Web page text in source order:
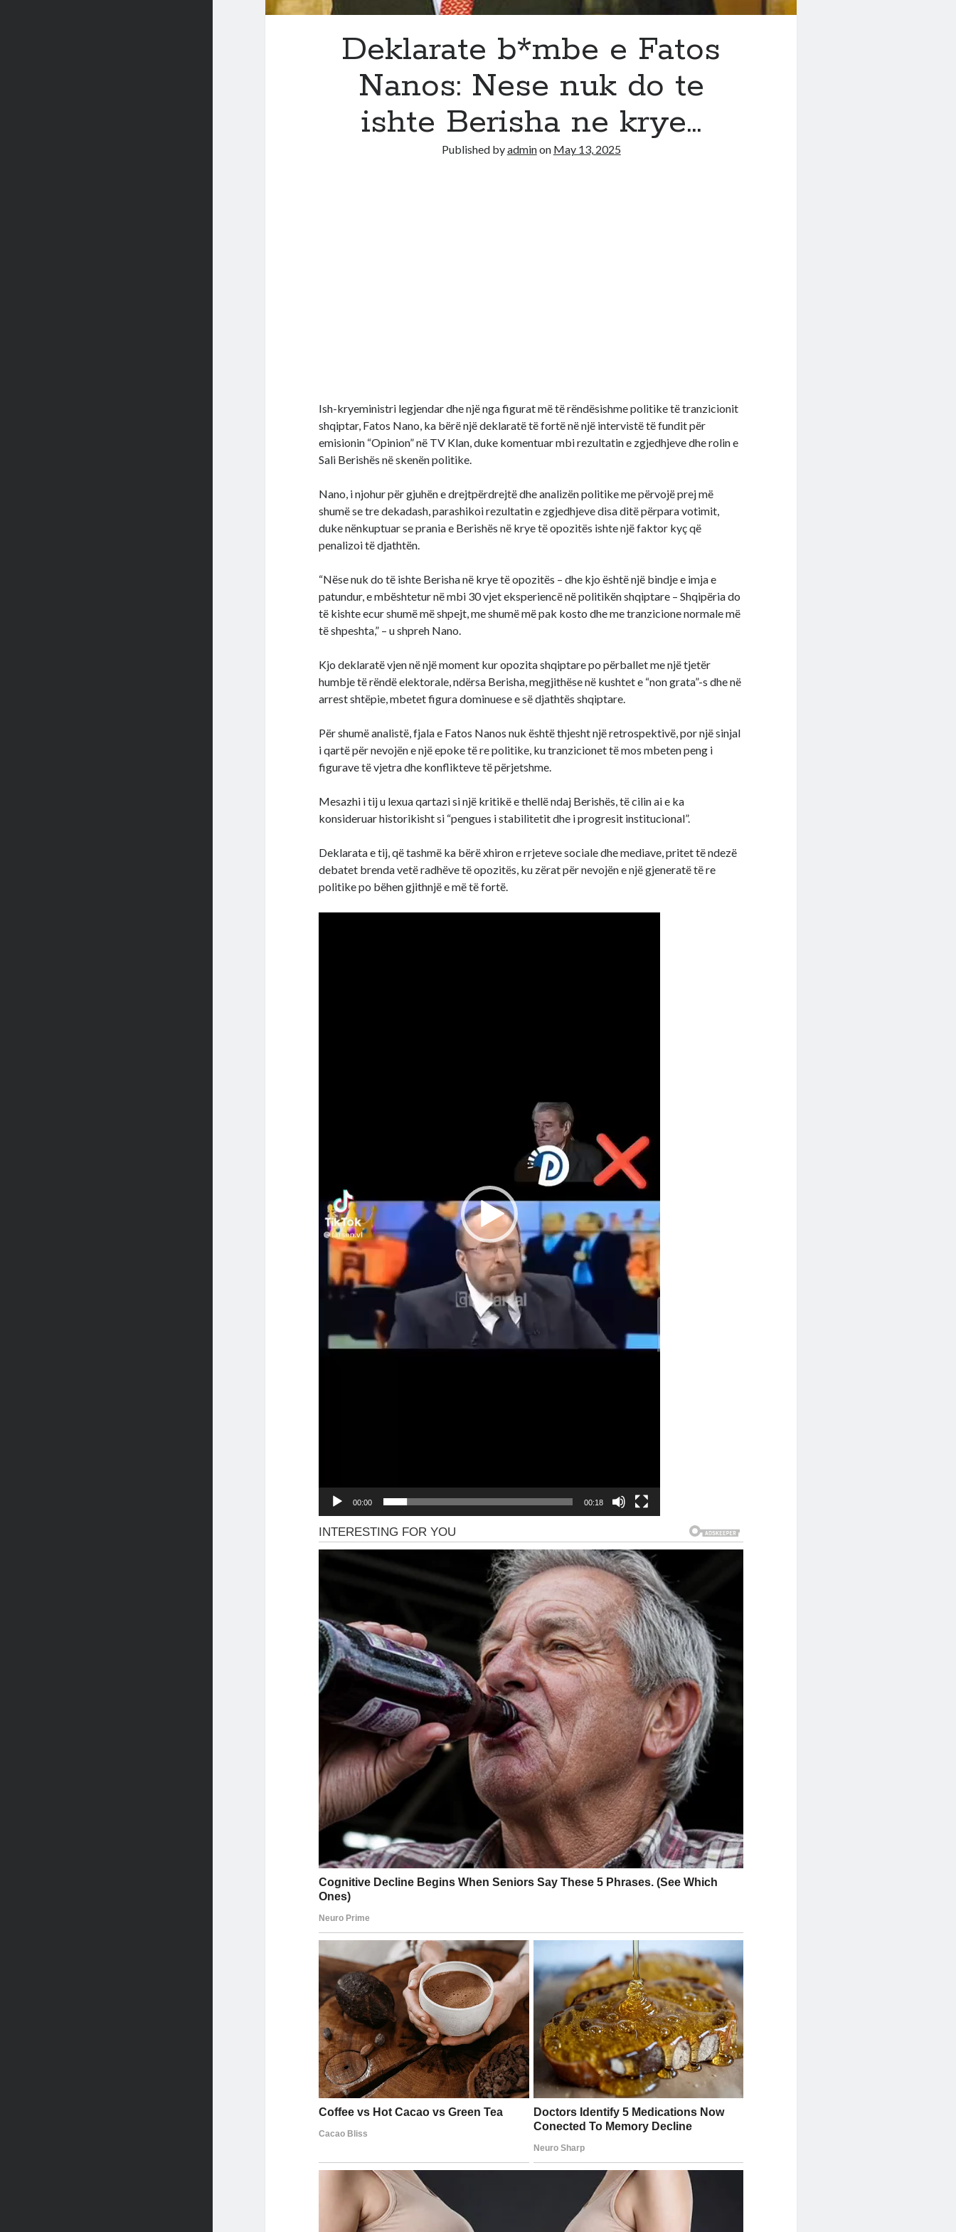
Deklarate b*mbe e Fatos
Nanos: Nese nuk do te
ishte Berisha ne krye…
Published byadminon May 13, 2025
Ish-kryeministri legjendar dhe një nga figurat më të rëndësishme politike të tranzicionit
shqiptar, Fatos Nano, ka bërë një deklaratë të fortë në një intervistë të fundit për
emisionin “Opinion” në TV Klan, duke komentuar mbi rezultatin e zgjedhjeve dhe rolin e
Sali Berishës në skenën politike.
Nano, i njohur për gjuhën e drejtpërdrejtë dhe analizën politike me përvojë prej më
shumë se tre dekadash, parashikoi rezultatin e zgjedhjeve disa ditë përpara votimit,
duke nënkuptuar se prania e Berishës në krye të opozitës ishte një faktor kyç që
penalizoi të djathtën.
“Nëse nuk do të ishte Berisha në krye të opozitës – dhe kjo është një bindje e imja e
patundur, e mbështetur në mbi 30 vjet eksperiencë në politikën shqiptare – Shqipëria do
të kishte ecur shumë më shpejt, me shumë më pak kosto dhe me tranzicione normale më
të shpeshta,” – u shpreh Nano.
Kjo deklaratë vjen në një moment kur opozita shqiptare po përballet me një tjetër
humbje të rëndë elektorale, ndërsa Berisha, megjithëse në kushtet e “non grata”-s dhe në
arrest shtëpie, mbetet figura dominuese e së djathtës shqiptare.
Për shumë analistë, fjala e Fatos Nanos nuk është thjesht një retrospektivë, por një sinjal
i qartë për nevojën e një epoke të re politike, ku tranzicionet të mos mbeten peng i
figurave të vjetra dhe konflikteve të përjetshme.
Mesazhi i tij u lexua qartazi si një kritikë e thellë ndaj Berishës, të cilin ai e ka
konsideruar historikisht si “pengues i stabilitetit dhe i progresit institucional”.
Deklarata e tij, që tashmë ka bërë xhiron e rrjeteve sociale dhe mediave, pritet të ndezë
debatet brenda vetë radhëve të opozitës, ku zërat për nevojën e një gjeneratë të re
politike po bëhen gjithnjë e më të fortë.
00:00 00:18